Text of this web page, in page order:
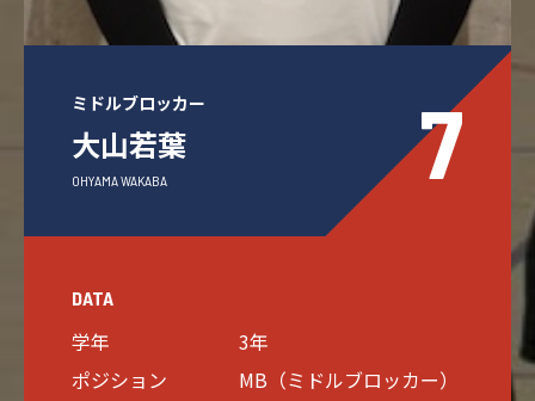
ミドルブロッカー
大山若葉
OHYAMA WAKABA 7
DATA
学年
3年
ポジション
MB（ミドルブロッカー）